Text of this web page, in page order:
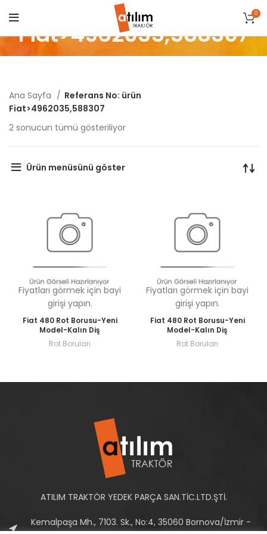
0
Fiat>4962035,588307
Ana Sayfa
Referans No: ürün
Fiat>4962035,588307
2 sonucun tümü gösteriliyorPopülerliğe
Ürün menüsünü göster
Fiyatları görmek için bayi
girişi yapın.
Fiat 480 Rot Borusu-Yeni
Model-Kalın Diş
Rot Boruları
Fiyatları görmek için bayi
girişi yapın.
Fiat 480 Rot Borusu-Yeni
Model-Kalın Diş
Rot Boruları
ATILIM TRAKTÖR YEDEK PARÇA SAN.TİC.LTD.ŞTİ.
Kemalpaşa Mh., 7103. Sk., No:4, 35060 Bornova/İzmir -